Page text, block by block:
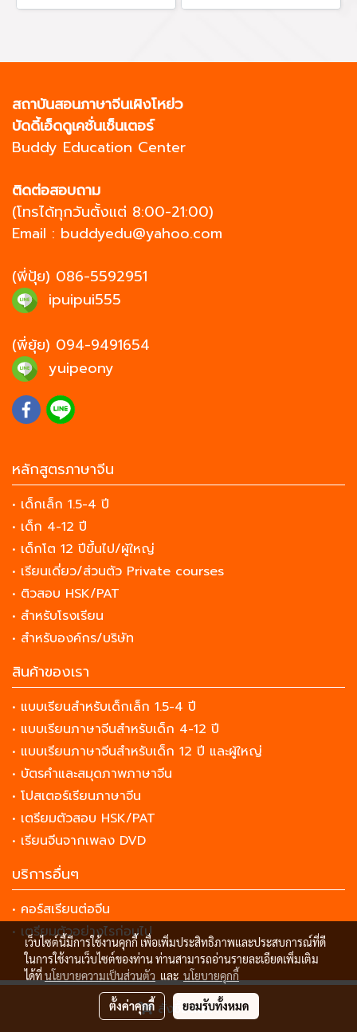
สั่งซื้อสินค้า
สถาบันสอนภาษาจีนเผิงโหย่ว
บัดดี้เอ็ดดูเคชั่นเซ็นเตอร์
Buddy Education Center
ติดต่อสอบถาม
(โทรได้ทุกวันตั้งแต่ 8:00-21:00)
Email : buddyedu@yahoo.com
(พี่ปุ้ย) 086-5592951
ipuipui555
(พี่ยุ้ย) 094-9491654
yuipeony
หลักสูตรภาษาจีน
• เด็กเล็ก 1.5-4 ปี
• เด็ก 4-12 ปี
• เด็กโต 12 ปีขึ้นไป/ผู้ใหญ่
• เรียนเดี่ยว/ส่วนตัว Private courses
• ติวสอบ HSK/PAT
• สำหรับโรงเรียน
• สำหรับองค์กร/บริษัท
สินค้าของเรา
• แบบเรียนสำหรับเด็กเล็ก 1.5-4 ปี
• แบบเรียนภาษาจีนสำหรับเด็ก 4-12 ปี
• แบบเรียนภาษาจีนสำหรับเด็ก 12 ปี และผู้ใหญ่
• บัตรคำและสมุดภาพภาษาจีน
• โปสเตอร์เรียนภาษาจีน
• เตรียมตัวสอบ HSK/PAT
• เรียนจีนจากเพลง DVD
บริการอื่นๆ
• คอร์สเรียนต่อจีน
• เตรียมตัวอย่างไรก่อนไป
© Copyright 2023 All Rights Reserved
เว็บไซต์นี้มีการใช้งานคุกกี้ เพื่อเพิ่มประสิทธิภาพและประสบการณ์ที่ดี
ในการใช้งานเว็บไซต์ของท่าน ท่านสามารถอ่านรายละเอียดเพิ่มเติม
ได้ที่นโยบายความเป็นส่วนตัว และ นโยบายคุกกี้
ตั้งค่าคุกกี้ ยอมรับทั้งหมด